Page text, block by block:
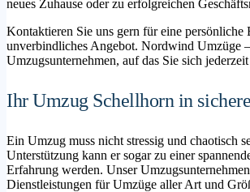
neues Zuhause oder zu erfolgreichen
Kontaktieren Sie uns gern für eine persönliche
unverbindliches Angebot. Nordwind Umzüge
Umzugsunternehmen, auf das Sie sich
Ihr Umzug Schellhorn in
Ein Umzug muss nicht stressig und chaotisch
Unterstützung kann er sogar zu einer
Erfahrung werden. Unser
Dienstleistungen für Umzüge aller Art und